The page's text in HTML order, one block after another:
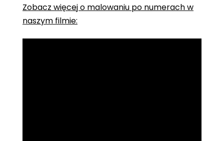
Zobacz więcej o malowaniu po numerach w
naszym filmie: